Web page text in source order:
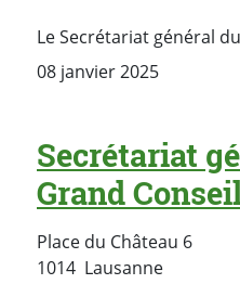
Le Secrétariat général
08 janvier 2025
Secrétariat
Grand
Place du Château 6
1014 LausanneSuisse